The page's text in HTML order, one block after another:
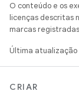
O conteúdo e os
licenças descritas
marcas
Última
CRIAR